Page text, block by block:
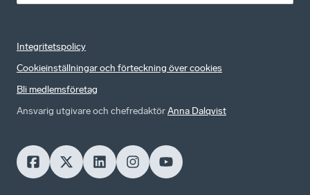
Integritetspolicy
Cookieinställningar och förteckning över cookies
Bli medlemsföretag
Ansvarig utgivare och chefredaktörAnna Dalqvist